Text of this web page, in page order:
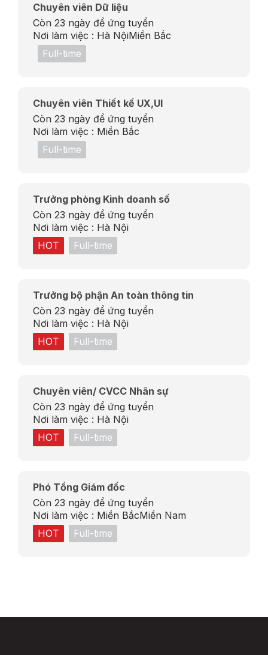
Chuyên viên Dữ liệu
Còn 23 ngày để ứng tuyển
Nơi làm việc : Hà NộiMiền Bắc
Full-time
Chuyên viên Thiết kế UX,UI
Còn 23 ngày để ứng tuyển
Nơi làm việc : Miền Bắc
Full-time
Trưởng phòng Kinh doanh số
Còn 23 ngày để ứng tuyển
Nơi làm việc : Hà Nội
HOT
Full-time
Trưởng bộ phận An toàn thông tin
Còn 23 ngày để ứng tuyển
Nơi làm việc : Hà Nội
HOT
Full-time
Chuyên viên/ CVCC Nhân sự
Còn 23 ngày để ứng tuyển
Nơi làm việc : Hà Nội
HOT
Full-time
Phó Tổng Giám đốc
Còn 23 ngày để ứng tuyển
Nơi làm việc : Miền BắcMiền Nam
HOT
Full-time